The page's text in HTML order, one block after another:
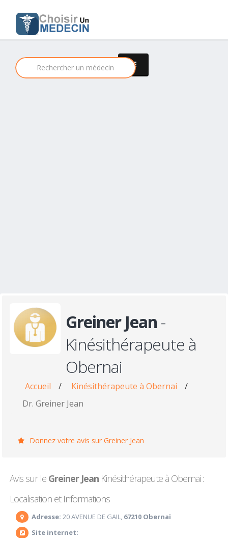
Greiner Jean -
Kinésithérapeute à
Obernai
Accueil / Kinésithérapeute à Obernai
/
Dr. Greiner Jean
Donnez votre avis sur Greiner Jean
Avis sur le Greiner Jean Kinésithérapeute à Obernai :
Localisation et Informations
Adresse: 20 AVENUE DE GAIL, 67210 Obernai
Site internet: